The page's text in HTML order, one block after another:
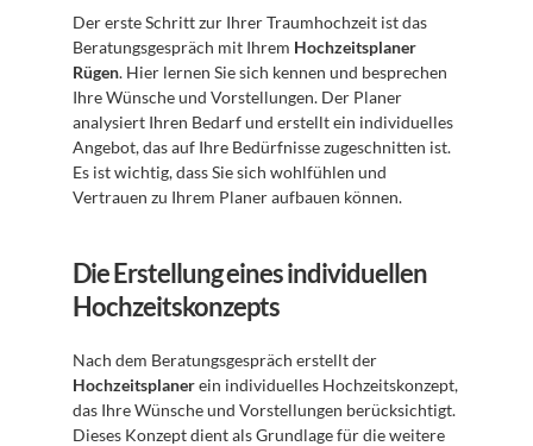
Der erste Schritt zur Ihrer Traumhochzeit ist das
Beratungsgespräch mit Ihrem Hochzeitsplaner
Rügen. Hier lernen Sie sich kennen und besprechen
Ihre Wünsche und Vorstellungen. Der Planer
analysiert Ihren Bedarf und erstellt ein individuelles
Angebot, das auf Ihre Bedürfnisse zugeschnitten ist.
Es ist wichtig, dass Sie sich wohlfühlen und
Vertrauen zu Ihrem Planer aufbauen können.
Die Erstellung eines individuellen
Hochzeitskonzepts
Hochzeitsplaner ein individuelles Hochzeitskonzept,
das Ihre Wünsche und Vorstellungen berücksichtigt.
Dieses Konzept dient als Grundlage für die weitere